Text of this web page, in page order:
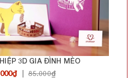
3D GIA ĐÌNH MÈO
85.000₫